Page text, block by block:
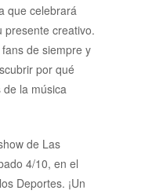
que celebrará
presente creativo.
de siempre y
por qué
la música
de Las
4/10, en el
Deportes. ¡Un